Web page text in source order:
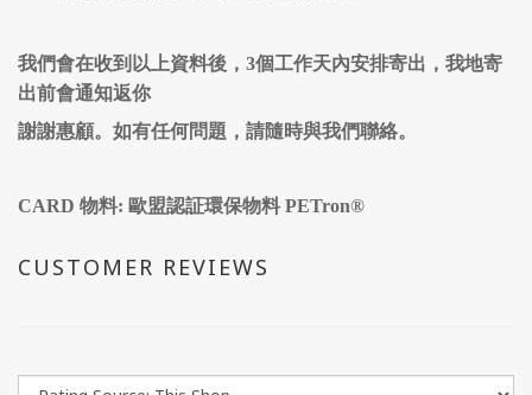
我們會在收到以上資料後， 3個工作天內安排寄出，我地寄
出前會通知返你
謝謝惠顧。如有任何問題，請隨時與我們聯絡。
CARD 物料: 歐盟認証環保物料 PETron®
CUSTOMER REVIEWS